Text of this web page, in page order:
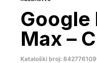
Google
Max –
Kataloški broj: